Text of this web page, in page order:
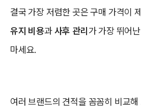
결국 가장 저렴한 곳은 구매 가격이
유지 비용과사후 관리가 가장 뛰어
마세요.
여러 브랜드의 견적을 꼼꼼히 비교해